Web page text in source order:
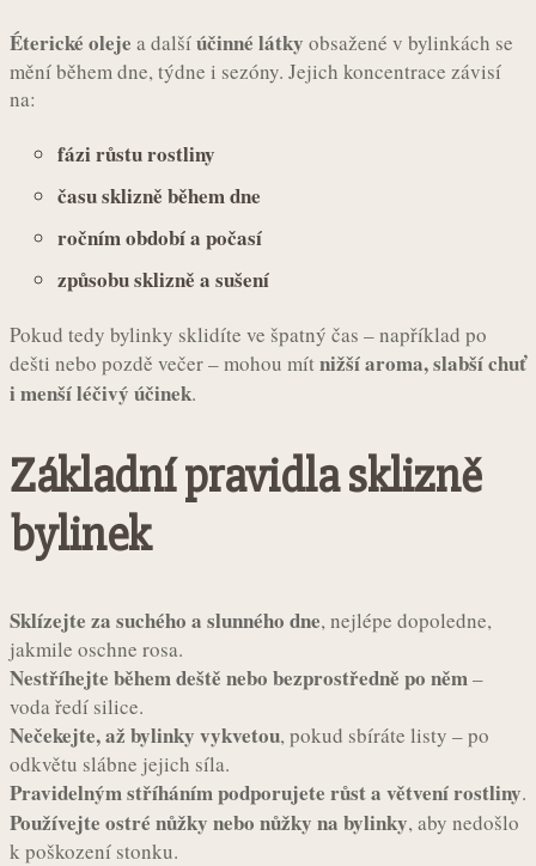
Éterické oleje a dalšíúčinné látky obsažené v bylinkách se
mění během dne, týdne i sezóny. Jejich koncentrace závisí
na:
fázi růstu rostliny
času sklizně během dne
ročním období a počasí
způsobu sklizně a sušení
Pokud tedy bylinky sklidíte ve špatný čas – například po
dešti nebo pozdě večer – mohou mítnižší aroma, slabší chuť
i menší léčivý účinek.
Základní pravidla sklizně
bylinek
Sklízejte za suchého a slunného dne, nejlépe dopoledne,
jakmile oschne rosa.
Nestříhejte během deště nebo bezprostředně po něm–
voda ředí silice.
Nečekejte, až bylinky vykvetou, pokud sbíráte listy – po
odkvětu slábne jejich síla.
Pravidelným stříháním podporujete růst a větvení rostliny.
Používejte ostré nůžky nebo nůžky na bylinky, aby nedošlo
k poškození stonku.